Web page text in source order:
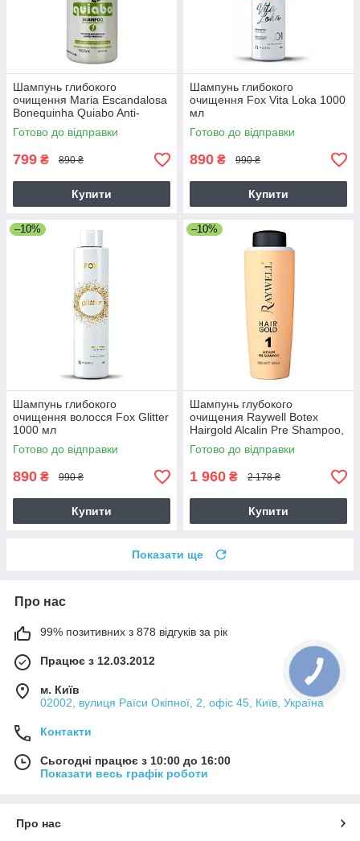
Шампунь глибокого
очищення Maria Escandalosa
Bonequinha Quiabo Anti-
Residue Shampoo 1000 мл
Готово до відправки
799 ₴ 890 ₴
Купити
Шампунь глибокого
очищення Fox Vita Loka 1000
мл
Готово до відправки
890 ₴ 990 ₴
Купити
–10%
Шампунь глибокого
очищення волосся Fox Glitter
1000 мл
Готово до відправки
890 ₴ 990 ₴
Купити
–10%
Шампунь глубокого
очищения Raywell Botеx
Hairgold Alcalin Pre Shampoo,
1000 мл (заводська)
Готово до відправки
1 960 ₴ 2 178 ₴
Купити
Показати ще
Про нас
99% позитивних з 878 відгуків за рік
Працює з 12.03.2012
м. Київ
02002, вулиця Раїси Окіпної, 2, офіс 45, Київ, Україна
Контакти
Сьогодні працює з 10:00 до 16:00
Показати весь графік роботи
Про нас